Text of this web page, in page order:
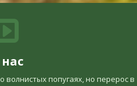
волнистых попугаях, но перерос в